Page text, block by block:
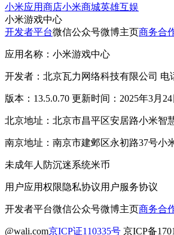
小米应用商店小米商城英雄互娱
小米游戏中心
开发者平台微信公众号微博主页商务合
应用名称：小米游戏中心
开发者：北京瓦力网络科技有限公司 电
版本：13.5.0.70 更新时间：2025年3月24
北京地址：北京市昌平区安居路小米智
南京地址：南京市建邺区永初路37号小
未成年人防沉迷系统米币
用户应用权限隐私协议用户服务协议
开发者平台微信公众号微博主页商务合
@wali.com京ICP证110335号 京ICP备